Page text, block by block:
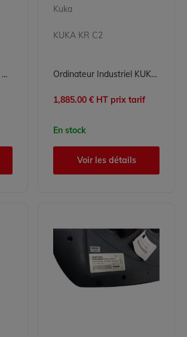
Pupitre Opérateur KCP2 STD ED05 KUKA 00-130-547
Kuka
KUKA KR C2
Ordinateur Industriel KUKA KPCED05 - Contrôleur Robot KRC2 Reconditionné
1,885.00 € HT prix tarif
En stock
Voir les détails